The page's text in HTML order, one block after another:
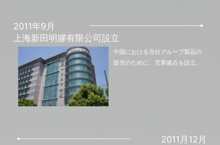
2011年9月
上海新田明膠有限公司設立
中国における当社グループ製品の
販売のために、営業拠点を設立。
2011月12月